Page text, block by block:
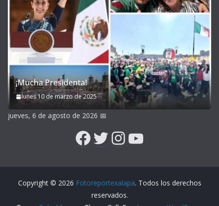
¡Mucha Presidenta!
lunes 10 de marzo de 2025
jueves, 6 de agosto de 2026 📅
Facebook
Twitter
Instagram
YouTube
Copyright © 2026 Fotoreportexalapa. Todos los derechos
reservados.